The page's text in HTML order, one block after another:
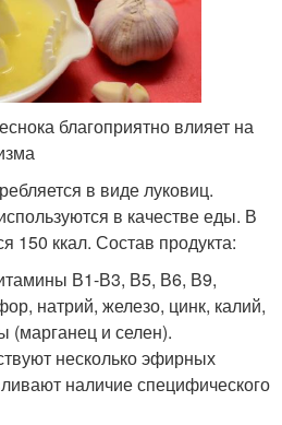
благоприятно влияет на
в виде луковиц.
в качестве еды. В
150 ккал. Состав продукта:
В1-В3, В5, В6, В9,
натрий, железо, цинк, калий,
(марганец и селен).
несколько эфирных
наличие специфического